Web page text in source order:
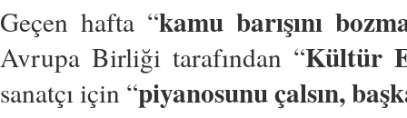
Geçen hafta “kamu barışını
Avrupa Birliği tarafından “Kültür
sanatçı için “piyanosunu çalsın,